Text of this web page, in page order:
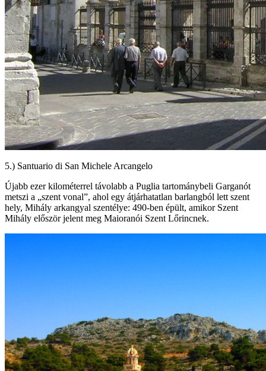
5.) Santuario di San Michele Arcangelo
Újabb ezer kilométerrel távolabb a Puglia tartománybeli Garganót
metszi a „szent vonal”, ahol egy átjárhatatlan barlangból lett szent
hely, Mihály arkangyal szentélye: 490-ben épült, amikor Szent
Mihály először jelent meg Maioranói Szent Lőrincnek.